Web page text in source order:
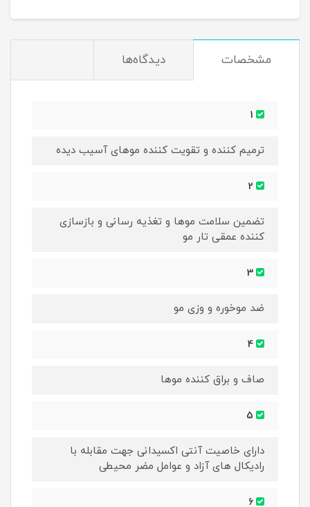
مشخصات دیدگاه‌ها
ترمیم کننده و تقویت کننده موهای آسیب دیده
تضمین سلامت موها و تغذیه رسانی و بازسازی
کننده عمقی تار مو
ضد موخوره و وزی مو
صاف و براق کننده موها
دارای خاصیت آنتی اکسیدانی جهت مقابله با
رادیکال های آزاد و عوامل مضر محیطی